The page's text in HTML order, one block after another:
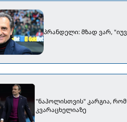
პრანდელი: მზად ვარ,
"ნაპოლისთვის" კარგია,
კვარაცხელიაზე